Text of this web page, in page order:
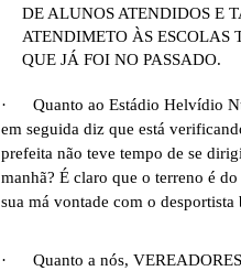
DE ALUNOS ATENDIDOS E
ATENDIMETO ÀS ESCOLAS
QUE JÁ FOI NO PASSADO.
·
Quanto ao Estádio Helvídio
em seguida diz que está
prefeita não teve tempo de se
manhã? É claro que o terreno é
sua má vontade com o
·
Quanto a nós,